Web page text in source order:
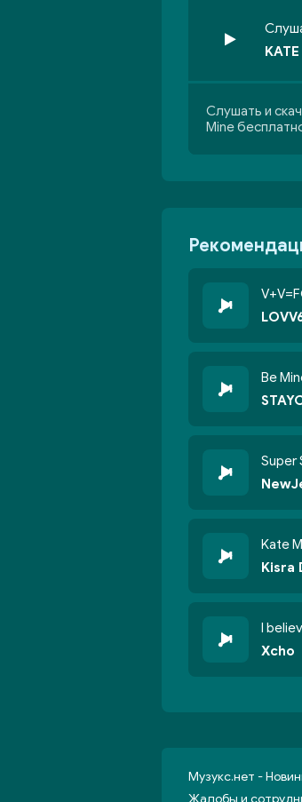
Слушать и
Mine
Be
Super
Kate
Kisra
I
Xcho
Музукс.нет -
Жалобы и